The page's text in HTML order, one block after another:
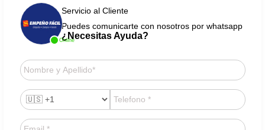
Online
Servicio al Cliente
Puedes comunicarte con nosotros por whatsapp
¿Necesitas Ayuda?